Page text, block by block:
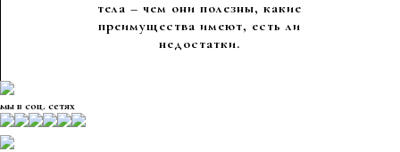
тела – чем они полезны, какие
преимущества имеют, есть ли
недостатки.
мы в соц. сетях